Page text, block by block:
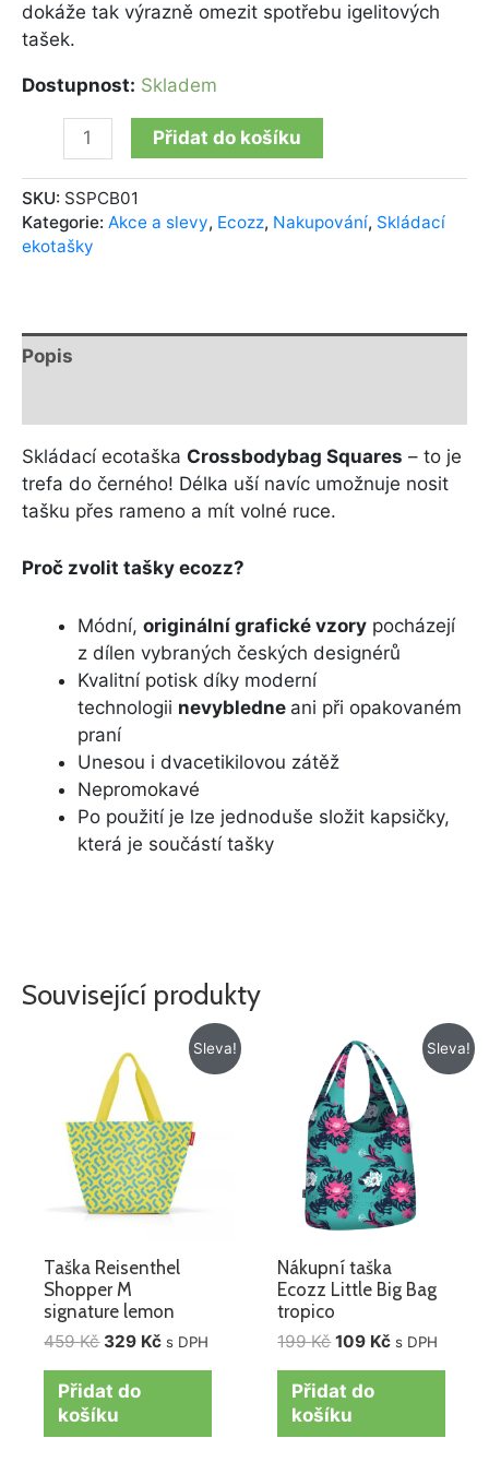
dokáže tak výrazně omezit spotřebu igelitových
tašek.
Dostupnost: Skladem
Přidat do košíku
SKU: SSPCB01
Kategorie: Akce a slevy, Ecozz, Nakupování, Skládací
ekotašky
Popis
Skládací ecotaška Crossbodybag Squares – to je
trefa do černého! Délka uší navíc umožnuje nosit
tašku přes rameno a mít volné ruce.
Proč zvolit tašky ecozz?
Módní, originální grafické vzory pocházejí
z dílen vybraných českých designérů
Kvalitní potisk díky moderní
technologii nevybledne ani při opakovaném
praní
Unesou i dvacetikilovou zátěž
Nepromokavé
Po použití je lze jednoduše složit kapsičky,
která je součástí tašky
Související produkty
Sleva!
Taška Reisenthel
Shopper M
signature lemon
459Kč
cena
byla:
459 Kč.
329 Kč
Aktuální
cena
s DPH
Přidat do
košíku
Sleva!
Nákupní taška
Ecozz Little Big Bag
tropico
199Kč
Původní
cena
byla:
199 Kč.
109 Kč
Aktuální
cena
je:
109 Kč.
s DPH
Přidat do
košíku